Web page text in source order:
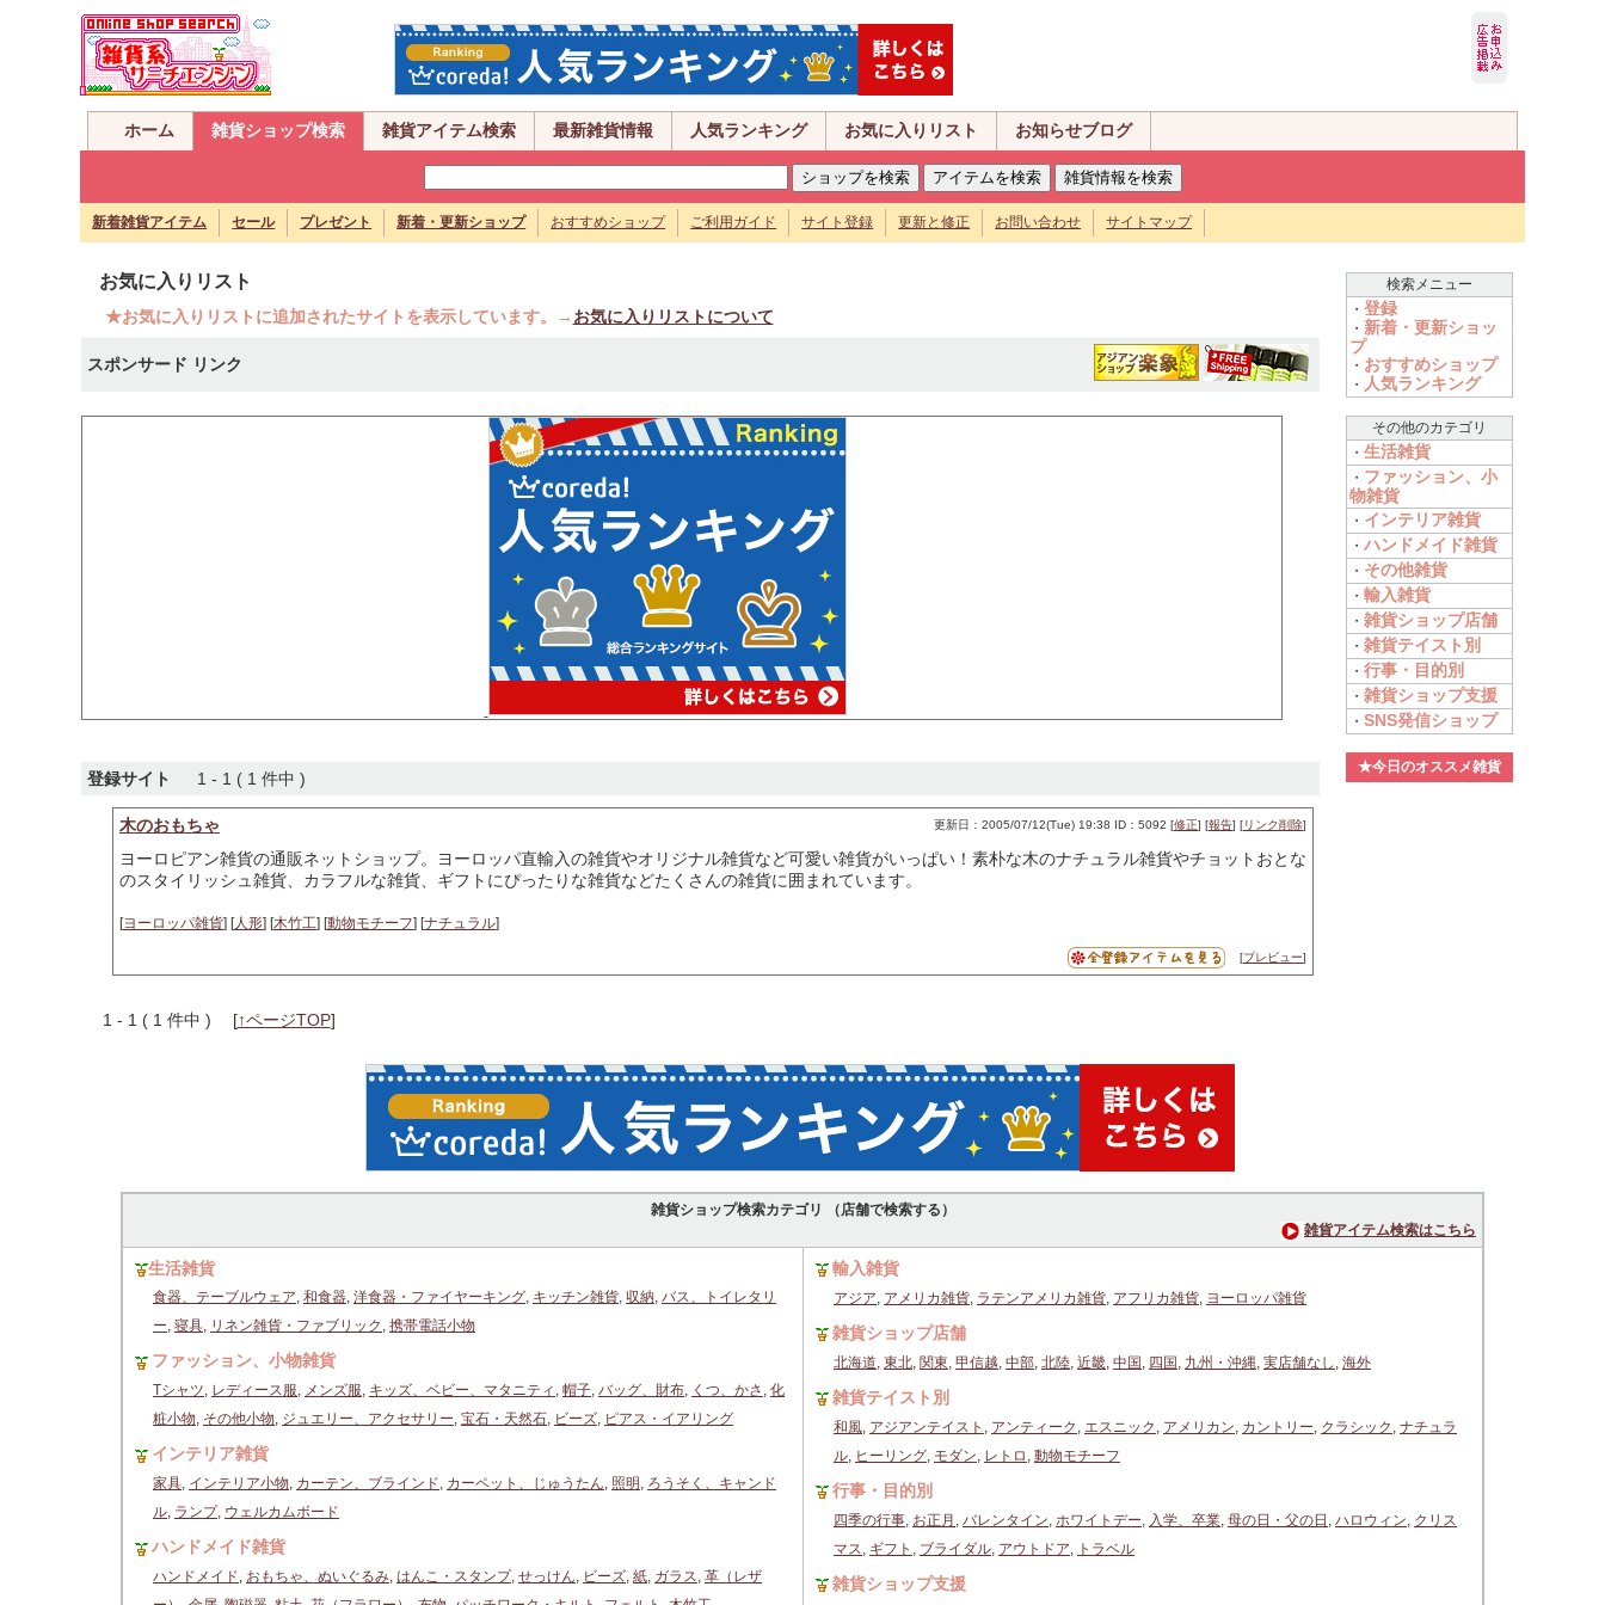
ホーム 雑貨ショップ検索 雑貨アイテム検索 最新雑貨情報 人気ランキング お気に入りリスト お知らせブログ
新着雑貨アイテム セール プレゼント 新着・更新ショップ おすすめショップ ご利用ガイド サイト登録 更新と修正 お問い合わせ サイトマップ
お気に入りリスト
★お気に入りリストに追加されたサイトを表示しています。→ お気に入りリストについて
スポンサード リンク
登録サイト 1 - 1 ( 1 件中 )
木のおもちゃ 更新日：2005/07/12(Tue) 19:38 ID：5092 [修正] [報告] [リンク削除]
ヨーロピアン雑貨の通販ネットショップ。ヨーロッパ直輸入の雑貨やオリジナル雑貨など可愛い雑貨がいっぱい！素朴な木のナチュラル雑貨やチョットおとな
のスタイリッシュ雑貨、カラフルな雑貨、ギフトにぴったりな雑貨などたくさんの雑貨に囲まれています。
[ヨーロッパ雑貨] [人形] [木竹工] [動物モチーフ] [ナチュラル]
[プレビュー]
1 - 1 ( 1 件中 ) [↑ページTOP]
検索メニュー
・ 登録
・ 新着・更新ショッ
プ
・ おすすめショップ
・ 人気ランキング
その他のカテゴリ
・ 生活雑貨
・ ファッション、小
物雑貨
・ インテリア雑貨
・ ハンドメイド雑貨
・ その他雑貨
・ 輸入雑貨
・ 雑貨ショップ店舗
・ 雑貨テイスト別
・ 行事・目的別
・ 雑貨ショップ支援
・ SNS発信ショップ
★今日のオススメ雑貨
雑貨ショップ検索カテゴリ （店舗で検索する）
雑貨アイテム検索はこちら
生活雑貨
食器、テーブルウェア, 和食器, 洋食器・ファイヤーキング, キッチン雑貨, 収納, バス、トイレタリ
ー, 寝具, リネン雑貨・ファブリック , 携帯電話小物
ファッション、小物雑貨
Tシャツ, レディース服, メンズ服, キッズ、ベビー、マタニティ , 帽子, バッグ、財布, くつ、かさ , 化
粧小物, その他小物, ジュエリー、アクセサリー, 宝石・天然石, ビーズ, ピアス・イアリング
インテリア雑貨
家具, インテリア小物, カーテン、ブラインド, カーペット、じゅうたん, 照明 , ろうそく、キャンド
ル, ランプ, ウェルカムボード
ハンドメイド雑貨
ハンドメイド, おもちゃ、ぬいぐるみ, はんこ・スタンプ, せっけん, ビーズ, 紙, ガラス, 革（レザ
輸入雑貨
アジア, アメリカ雑貨, ラテンアメリカ雑貨, アフリカ雑貨, ヨーロッパ雑貨
雑貨ショップ店舗
北海道, 東北, 関東, 甲信越, 中部, 北陸, 近畿, 中国 , 四国 , 九州・沖縄, 実店舗なし , 海外
雑貨テイスト別
和風, アジアンテイスト , アンティーク , エスニック , アメリカン, カントリー, クラシック , ナチュラ
ル, ヒーリング, モダン, レトロ , 動物モチーフ
行事・目的別
四季の行事, お正月 , バレンタイン, ホワイトデー, 入学、卒業, 母の日・父の日 , ハロウィン, クリス
マス, ギフト , ブライダル, アウトドア, トラベル
雑貨ショップ支援